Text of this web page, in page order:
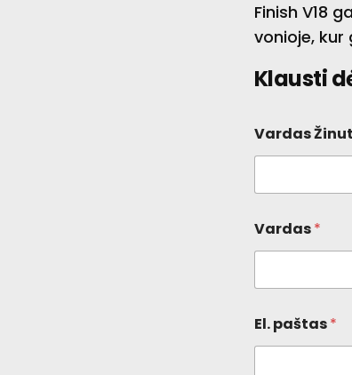
Finish V18
vonioje, kur
Klausti
Vardas
Vardas*
El. paštas*